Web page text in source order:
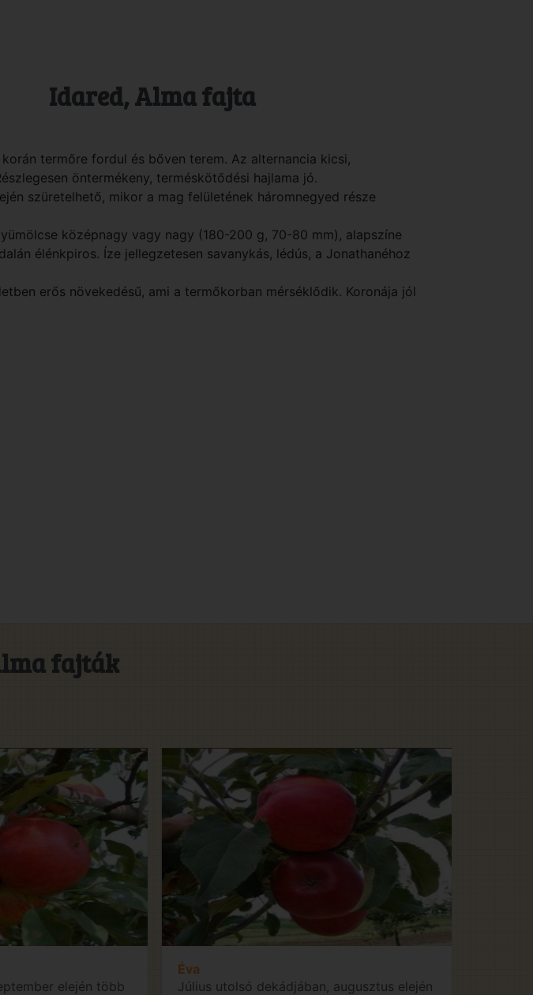
Idared, Alma fajta
korán termőre fordul és bőven terem. Az alternancia kicsi,
öntermékeny, terméskötődési hajlama jó.
szüretelhető, mikor a mag felületének háromnegyed része
középnagy vagy nagy (180-200 g, 70-80 mm), alapszíne
élénkpiros. Íze jellegzetesen savanykás, lédús, a Jonathanéhoz
erős növekedésű, ami a termőkorban mérséklődik. Koronája jól
fajták
elején több
Éva
Július utolsó dekádjában, augusztus elején